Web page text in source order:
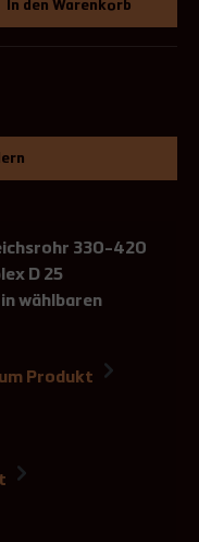
In den Warenkorb
330-420
D 25
wählbaren
Produkt